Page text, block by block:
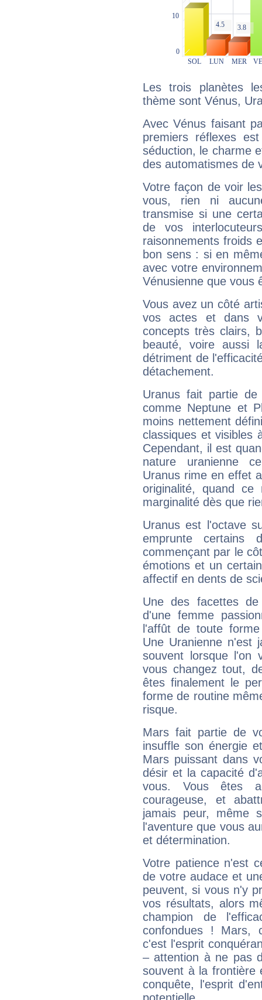
Les trois planètes
thème sont Vénus,
Avec Vénus faisant
premiers réflexes
séduction, le charme
des automatismes de
Votre façon de voir
vous, rien ni
transmise si une
de vos
raisonnements froids
bon sens : si en
avec votre
Vénusienne que vous
Vous avez un côté
vos actes et dans
concepts très clairs,
beauté, voire aussi
détriment de
détachement.
Uranus fait partie
comme Neptune et
moins nettement
classiques et visibles
Cependant, il est
nature uranienne
Uranus rime en effet
originalité, quand ce
marginalité dès que
Uranus est l'octave
emprunte
commençant par le
émotions et un
affectif en dents de
Une des facettes
d'une femme
l'affût de toute
Une Uranienne n'est
souvent lorsque l'on
vous changez tout,
êtes finalement le
forme de routine
risque.
Mars fait partie de
insuffle son énergie
Mars puissant dans
désir et la capacité
vous. Vous êtes
courageuse, et
jamais peur, même
l'aventure que vous
et détermination.
Votre patience n'est
de votre audace et
peuvent, si vous n'y
vos résultats, alors
champion de
confondues ! Mars,
c'est l'esprit
– attention à ne pas
souvent à la frontière
conquête, l'esprit